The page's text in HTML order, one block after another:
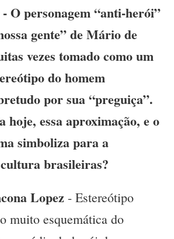
O personagem “anti-herói”
gente” de Mário de
vezes tomado como um
do homem
por sua “preguiça”.
hoje, essa aproximação, e o
simboliza para a
brasileiras?
Lopez - Estereótipo
muito esquemática do